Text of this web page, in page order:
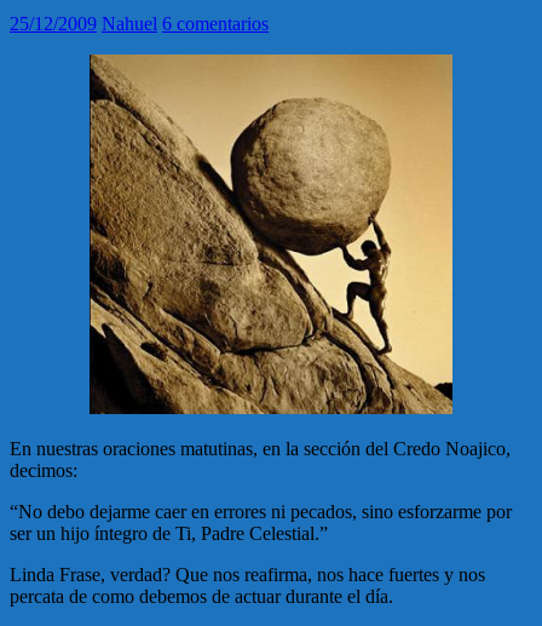
25/12/2009 Nahuel 6 comentarios
En nuestras oraciones matutinas, en la sección del Credo Noajico,
decimos:
“No debo dejarme caer en errores ni pecados, sino esforzarme por
ser un hijo íntegro de Ti, Padre Celestial.”
Linda Frase, verdad? Que nos reafirma, nos hace fuertes y nos
percata de como debemos de actuar durante el día.